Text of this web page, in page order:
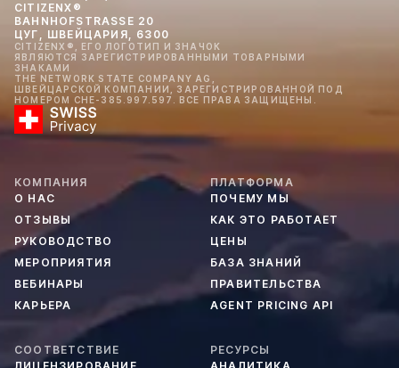
CITIZENX®
BAHNHOFSTRASSE 20
ЦУГ, ШВЕЙЦАРИЯ, 6300
CITIZENX®, ЕГО ЛОГОТИП И ЗНАЧОК
ЯВЛЯЮТСЯ ЗАРЕГИСТРИРОВАННЫМИ ТОВАРНЫМИ
ЗНАКАМИ
THE NETWORK STATE COMPANY AG,
ШВЕЙЦАРСКОЙ КОМПАНИИ, ЗАРЕГИСТРИРОВАННОЙ ПОД
НОМЕРОМ CHE-385.997.597. ВСЕ ПРАВА ЗАЩИЩЕНЫ.
КОМПАНИЯ
О НАС
ОТЗЫВЫ
РУКОВОДСТВО
МЕРОПРИЯТИЯ
ВЕБИНАРЫ
КАРЬЕРА
ПЛАТФОРМА
ПОЧЕМУ МЫ
КАК ЭТО РАБОТАЕТ
ЦЕНЫ
БАЗА ЗНАНИЙ
ПРАВИТЕЛЬСТВА
AGENT PRICING API
СООТВЕТСТВИЕ
РЕСУРСЫ